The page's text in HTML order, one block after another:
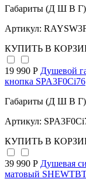
Габариты (Д Ш В
Артикул:
КУПИТЬ В
19 990 Р Душевой
кнопка SPA3F0Ci76
Габариты (Д Ш В
Артикул:
КУПИТЬ В
39 990 Р Душевая
матовый